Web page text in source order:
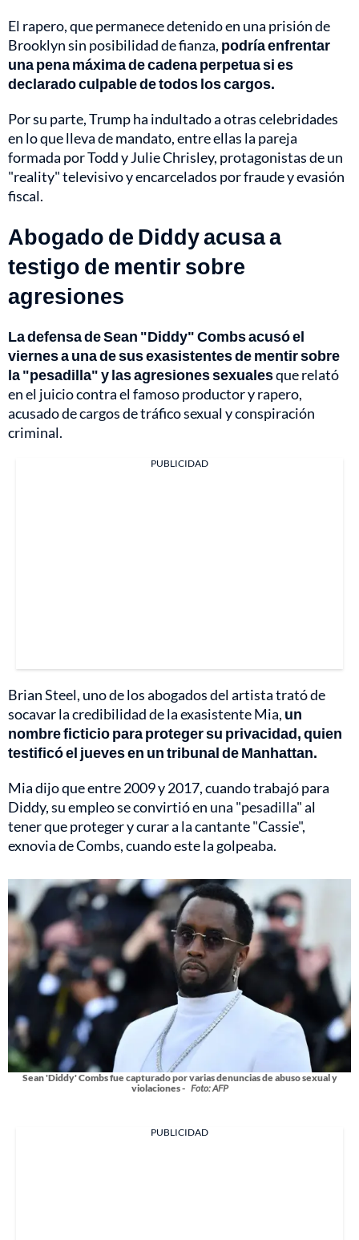
El rapero, que permanece detenido en una prisión de
Brooklyn sin posibilidad de fianza, podría enfrentar
una pena máxima de cadena perpetua si es
declarado culpable de todos los cargos.
Por su parte, Trump ha indultado a otras celebridades
en lo que lleva de mandato, entre ellas la pareja
formada por Todd y Julie Chrisley, protagonistas de un
"reality" televisivo y encarcelados por fraude y evasión
fiscal.
Abogado de Diddy acusa a
testigo de mentir sobre
agresiones
La defensa de Sean "Diddy" Combs acusó el
viernes a una de sus exasistentes de mentir sobre
la "pesadilla" y las agresiones sexualesque relató
en el juicio contra el famoso productor y rapero,
acusado de cargos de tráfico sexual y conspiración
criminal.
PUBLICIDAD
Brian Steel, uno de los abogados del artista trató de
socavar la credibilidad de la exasistente Mia, un
nombre ficticio para proteger su privacidad, quien
testificó el jueves en un tribunal de Manhattan.
Mia dijo que entre 2009 y 2017, cuando trabajó para
Diddy, su empleo se convirtió en una "pesadilla" al
tener que proteger y curar a la cantante "Cassie",
exnovia de Combs, cuando este la golpeaba.
Sean 'Diddy' Combs fue capturado por varias denuncias de abuso sexual y
violaciones - Foto: AFP
PUBLICIDAD